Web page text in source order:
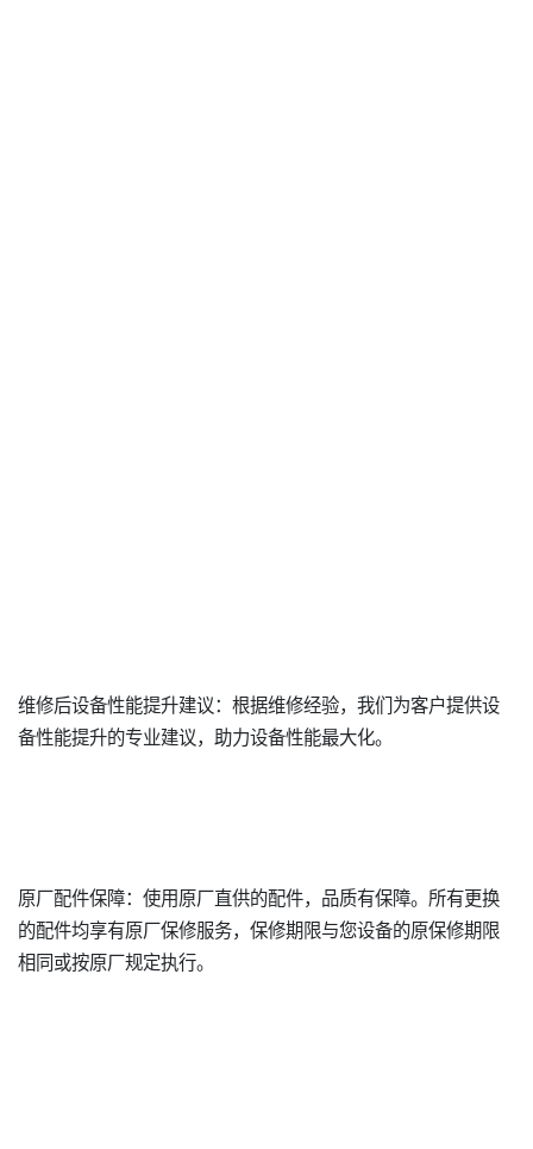
维修后设备性能提升建议：根据维修经验，我们为客户提供设
备性能提升的专业建议，助力设备性能最大化。
原厂配件保障：使用原厂直供的配件，品质有保障。所有更换
的配件均享有原厂保修服务，保修期限与您设备的原保修期限
相同或按原厂规定执行。